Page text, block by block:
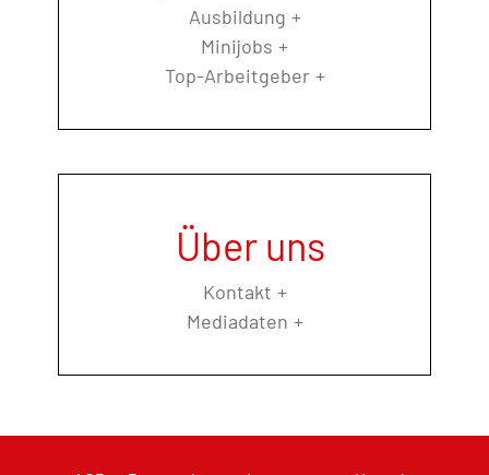
Ausbildung
Minijobs
Top-Arbeitgeber
Über uns
Kontakt
Mediadaten